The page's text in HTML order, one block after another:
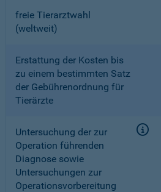
freie Tierarztwahl
(weltweit)
Erstattung der Kosten bis
zu einem bestimmten Satz
der Gebührenordnung für
Tierärzte
Untersuchung der zur
Operation führenden
Diagnose sowie
Untersuchungen zur
Operationsvorbereitung